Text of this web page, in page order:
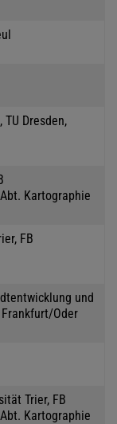
Dresden,
Kartographie
FB
und
Oder
Trier, FB
Kartographie